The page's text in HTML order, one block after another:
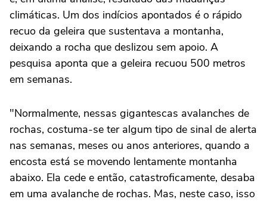
climáticas. Um dos indícios apontados é o rápido
recuo da geleira que sustentava a montanha,
deixando a rocha que deslizou sem apoio. A
pesquisa aponta que a geleira recuou 500 metros
em semanas.
"Normalmente, nessas gigantescas avalanches de
rochas, costuma-se ter algum tipo de sinal de alerta
nas semanas, meses ou anos anteriores, quando a
encosta está se movendo lentamente montanha
abaixo. Ela cede e então, catastroficamente, desaba
em uma avalanche de rochas. Mas, neste caso, isso